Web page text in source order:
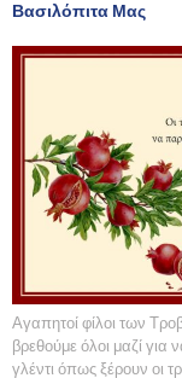
Βασιλόπιτα Μας
Αγαπητοί φίλοι των
βρεθούμε όλοι μαζί
γλέντι όπως ξέρουν οι